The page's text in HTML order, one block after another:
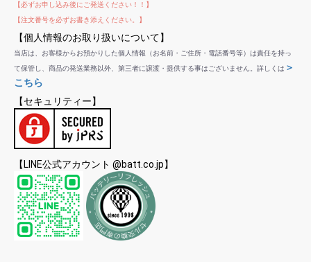
【必ずお申し込み後にご発送ください！！】
【注文番号を必ずお書き添えください。】
【個人情報のお取り扱いについて】
当店は、お客様からお預かりした個人情報（お名前・ご住所・電話番号等）は責任を持っ
て保管し、商品の発送業務以外、第三者に譲渡・提供する事はございません。詳しくは ＞
こちら
【セキュリティー】
【LINE公式アカウント @batt.co.jp】